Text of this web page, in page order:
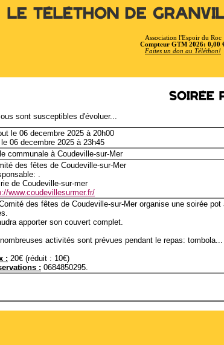
Le Téléthon de
Association l'Espoir du Roc
Compteur GTM 2026: 0,00
Faites un don au Téléthon!
Soirée
sont susceptibles d'évoluer...
le 06 decembre 2025 à 20h00
le 06 decembre 2025 à 23h45
communale à Coudeville-sur-Mer
des fêtes de Coudeville-sur-Mer
.
de Coudeville-sur-mer
www.coudevillesurmer.fr/
des fêtes de Coudeville-sur-Mer organise une soirée
apporter son couvert complet.
activités sont prévues pendant le repas: tombola...
: 20€ (réduit : 10€)
: 0684850295.